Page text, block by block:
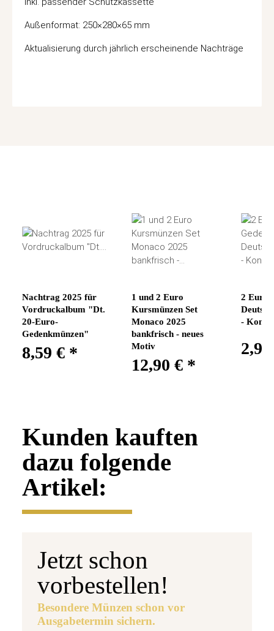
Außenformat: 250×280×65 mm
Aktualisierung durch jährlich erscheinende Nachträge
Nachtrag 2025 für
Vordruckalbum "Dt.
20-Euro-
Gedenkmünzen"
8,59 € *
1 und 2 Euro
Kursmünzen Set
Monaco 2025
bankfrisch - neues
Motiv
12,90 € *
2 Euro
-
Kunden kauften
dazu folgende
Artikel:
Jetzt schon
vorbestellen!
Besondere Münzen schon vor
Ausgabetermin sichern.